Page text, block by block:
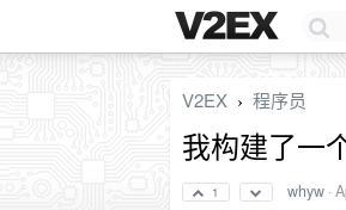
V2EX › 程序员
我构建了一
1 whyw ·